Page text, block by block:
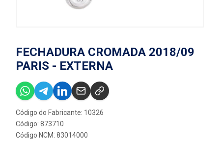
FECHADURA CROMADA 2018/09
PARIS - EXTERNA
Código do Fabricante: 10326
Código: 873710
Código NCM: 83014000